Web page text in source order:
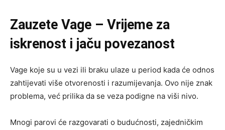
Zauzete Vage – Vrijeme za
iskrenost i jaču povezanost
Vage koje su u vezi ili braku ulaze u period kada će odnos
zahtijevati više otvorenosti i razumijevanja. Ovo nije znak
problema, već prilika da se veza podigne na viši nivo.
Mnogi parovi će razgovarati o budućnosti, zajedničkim